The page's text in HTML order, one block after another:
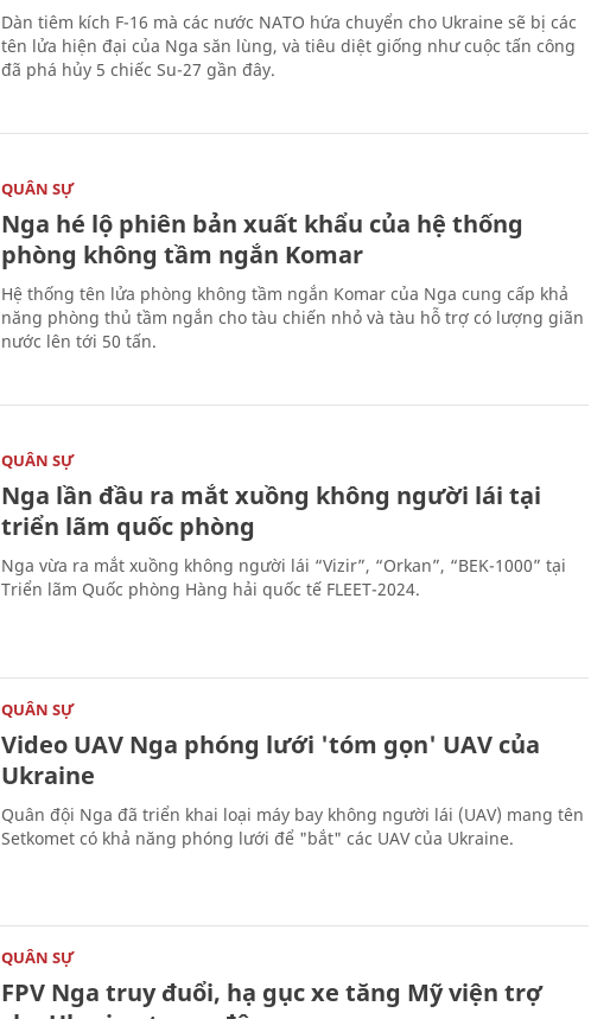
Dàn tiêm kích F-16 mà các nước NATO hứa chuyển cho Ukraine sẽ bị các
tên lửa hiện đại của Nga săn lùng, và tiêu diệt giống như cuộc tấn công
đã phá hủy 5 chiếc Su-27 gần đây.
QUÂN SỰ
Nga hé lộ phiên bản xuất khẩu của hệ thống
phòng không tầm ngắn Komar
Hệ thống tên lửa phòng không tầm ngắn Komar của Nga cung cấp khả
năng phòng thủ tầm ngắn cho tàu chiến nhỏ và tàu hỗ trợ có lượng giãn
nước lên tới 50 tấn.
QUÂN SỰ
Nga lần đầu ra mắt xuồng không người lái tại
triển lãm quốc phòng
Nga vừa ra mắt xuồng không người lái “Vizir”, “Orkan”, “BEK-1000” tại
Triển lãm Quốc phòng Hàng hải quốc tế FLEET-2024.
QUÂN SỰ
Video UAV Nga phóng lưới 'tóm gọn' UAV của
Ukraine
Quân đội Nga đã triển khai loại máy bay không người lái (UAV) mang tên
Setkomet có khả năng phóng lưới để "bắt" các UAV của Ukraine.
QUÂN SỰ
FPV Nga truy đuổi, hạ gục xe tăng Mỹ viện trợ